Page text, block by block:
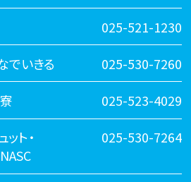
025-521-1230
でいきる 025-530-7260
025-523-4029
ト・
025-530-7264